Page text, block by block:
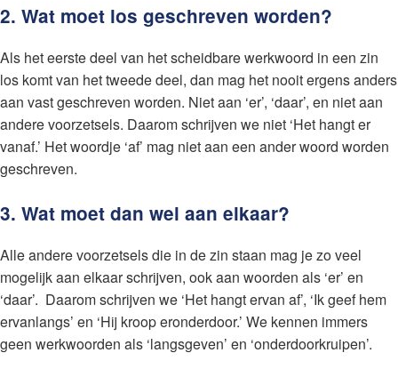
2. Wat moet los geschreven worden?
Als het eerste deel van het scheidbare werkwoord in een zin
los komt van het tweede deel, dan mag het nooit ergens anders
aan vast geschreven worden. Niet aan ‘er’, ‘daar’, en niet aan
andere voorzetsels. Daarom schrijven we niet ‘Het hangt er
vanaf.’ Het woordje ‘af’ mag niet aan een ander woord worden
geschreven.
3. Wat moet dan wel aan elkaar?
Alle andere voorzetsels die in de zin staan mag je zo veel
mogelijk aan elkaar schrijven, ook aan woorden als ‘er’ en
‘daar’. Daarom schrijven we ‘Het hangt ervan af’, ‘Ik geef hem
ervanlangs’ en ‘Hij kroop eronderdoor.’ We kennen immers
geen werkwoorden als ‘langsgeven’ en ‘onderdoorkruipen’.